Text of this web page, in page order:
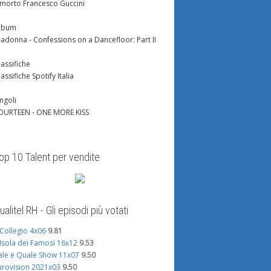
Francesco Guccini
- Confessions on a Dancefloor: Part II
Spotify Italia
- ONE MORE KISS
10 Talent per vendite
RH - Gli episodi più votati
4x06 9.81
dei Famosi 16x12 9.53
e Quale Show 11x07 9.50
2021x03 9.50